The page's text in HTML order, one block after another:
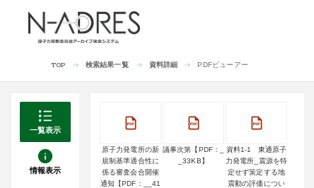
TOP 検索結果一覧 資料詳細 PDFビューアー
一覧表示
情報表示
原子力発電所の新
規制基準適合性に
係る審査会合開催
通知【PDF：__41
議事次第【PDF：_
_33KB】
資料1-1 東通原子
力発電所_震源を特
定せず策定する地
震動の評価につい